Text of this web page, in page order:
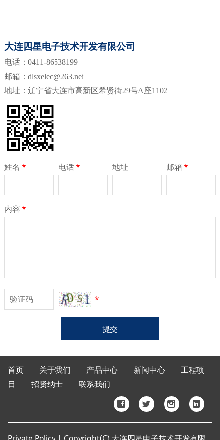
大连四星电子技术开发有限公司
电话：0411-86538199
邮箱：dlsxelec@263.net
地址：辽宁省大连市高新区希贤街29号A座1102
姓名 * 电话* 地址 邮箱*
内容*
*
提交
首页 关于我们 产品中心 新闻中心
工程项
目
招贤纳士 联系我们